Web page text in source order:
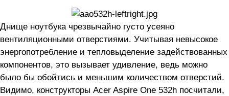
Днище ноутбука чрезвычайно густо усеяно
вентиляционными отверстиями. Учитывая невысокое
энергопотребление и тепловыделение задействованных
компонентов, это вызывает удивление, ведь можно
было бы обойтись и меньшим количеством отверстий.
Видимо, конструкторы Acer Aspire One 532h посчитали,